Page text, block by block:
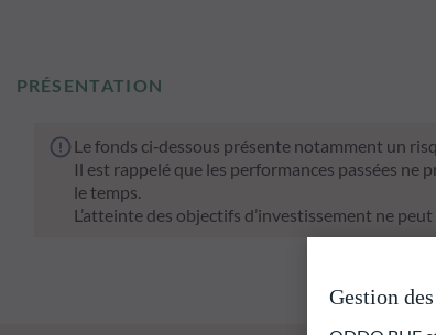
PRÉSENTATION
Le fonds ci‑dessous présente notamment un
Il est rappelé que les performances passées ne
le temps.
L’atteinte des objectifs d’investissement ne
Gestion